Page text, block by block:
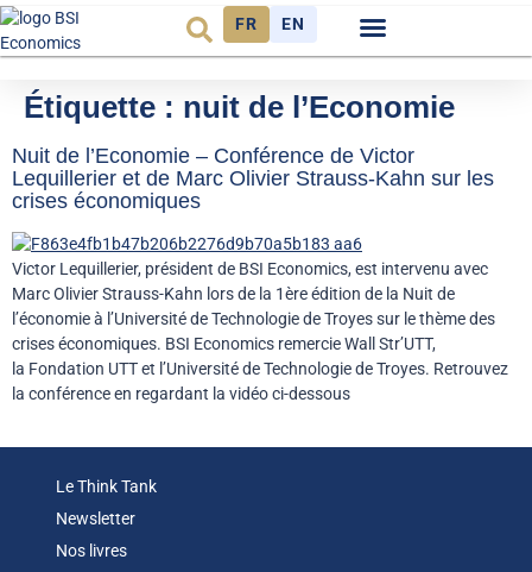
FR EN
Étiquette : nuit de l’Economie
Nuit de l’Economie – Conférence de Victor
Lequillerier et de Marc Olivier Strauss-Kahn sur les
crises économiques
Victor Lequillerier, président de BSI Economics, est intervenu avec
Marc Olivier Strauss-Kahn lors de la 1ère édition de la Nuit de
l’économie à l’Université de Technologie de Troyes sur le thème des
crises économiques. BSI Economics remercie Wall Str’UTT,
la Fondation UTT et l’Université de Technologie de Troyes. Retrouvez
la conférence en regardant la vidéo ci-dessous
Le Think Tank
Newsletter
Nos livres